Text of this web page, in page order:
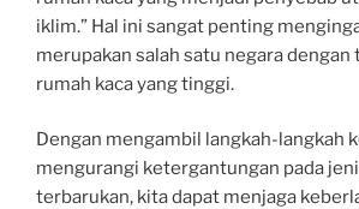
iklim.” Hal ini sangat penting
merupakan salah satu negara
rumah kaca yang tinggi.
Dengan mengambil langkah-langkah
mengurangi ketergantungan pada
terbarukan, kita dapat menjaga